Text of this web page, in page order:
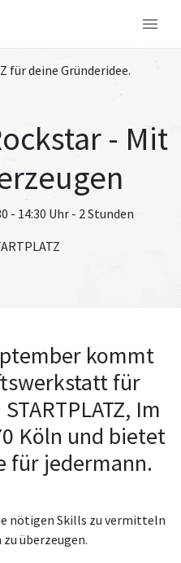
für deine Gründeridee.
- Mit
- 14:30 Uhr - 2 Stunden
kommt
für
Im
Köln und bietet
für jedermann.
nötigen Skills zu vermitteln
überzeugen.